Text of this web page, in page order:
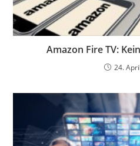
Amazon Fire TV:
24.